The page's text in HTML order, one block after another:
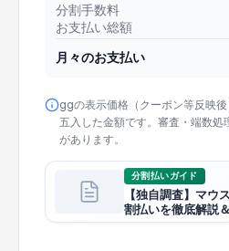
分割手数料
お支払い総額
月々のお支払い
ggの表示価格（クーポン等反映
五入した金額です。審査・端数処
があります。
分割払いガイド
【独自調査】マウ
割払いを徹底解説